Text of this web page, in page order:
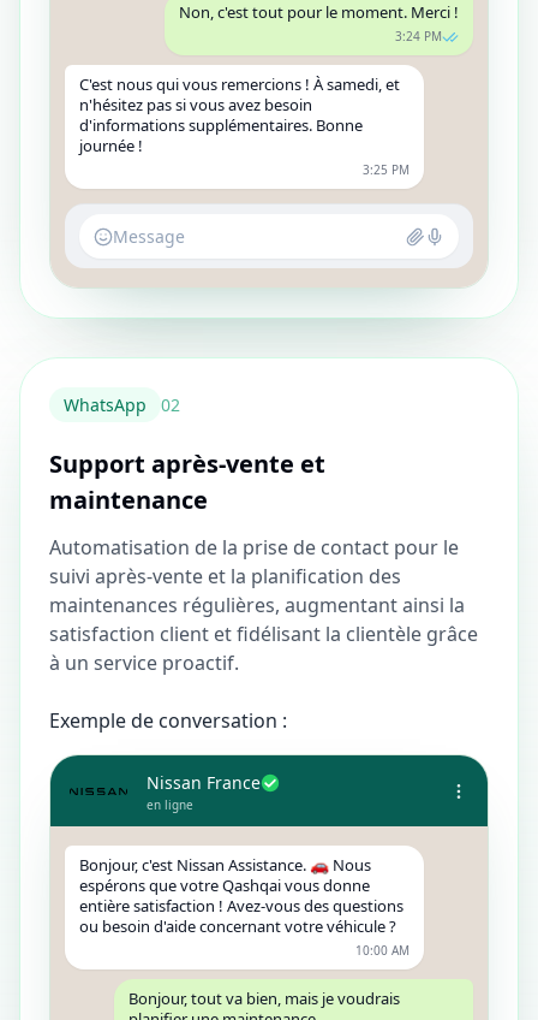
Non, c'est tout pour le moment. Merci !
3:24 PM
C'est nous qui vous remercions ! À samedi, et
n'hésitez pas si vous avez besoin
d'informations supplémentaires. Bonne
journée !
3:25 PM
Message
WhatsApp 02
Support après-vente et
maintenance
Automatisation de la prise de contact pour le
suivi après-vente et la planification des
maintenances régulières, augmentant ainsi la
satisfaction client et fidélisant la clientèle grâce
à un service proactif.
Exemple de conversation :
Nissan France
en ligne
Bonjour, c'est Nissan Assistance. 🚗 Nous
espérons que votre Qashqai vous donne
entière satisfaction ! Avez-vous des questions
ou besoin d'aide concernant votre véhicule ?
10:00 AM
Bonjour, tout va bien, mais je voudrais